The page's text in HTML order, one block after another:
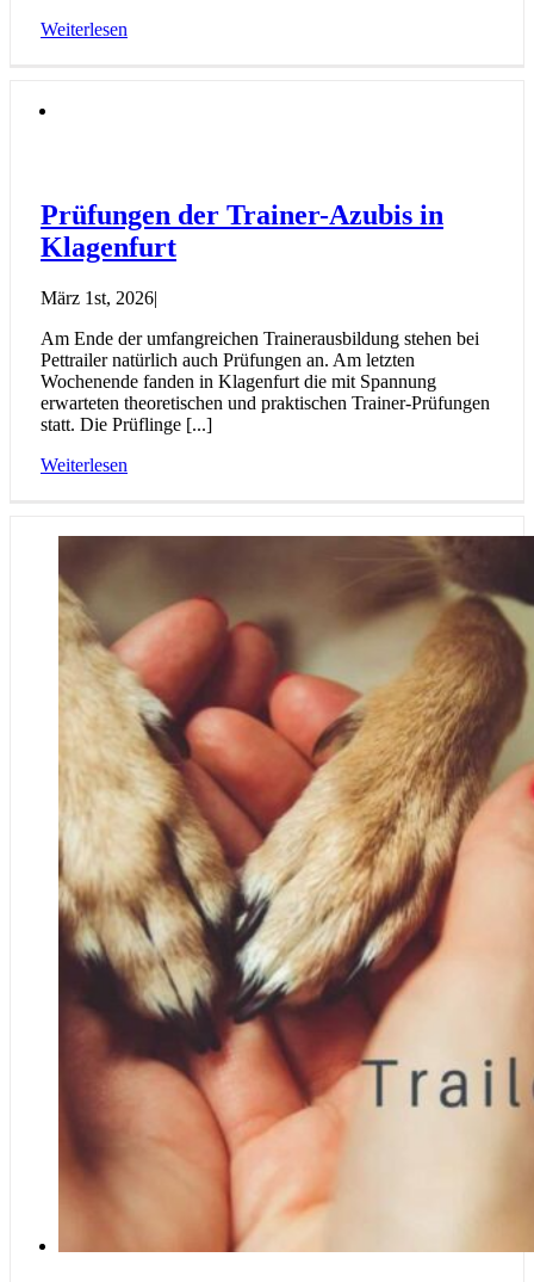
Weiterlesen
Prüfungen der Trainer-Azubis in
Klagenfurt
März 1st, 2026|
Am Ende der umfangreichen Trainerausbildung stehen bei
Pettrailer natürlich auch Prüfungen an. Am letzten
Wochenende fanden in Klagenfurt die mit Spannung
erwarteten theoretischen und praktischen Trainer-Prüfungen
statt. Die Prüflinge [...]
Weiterlesen